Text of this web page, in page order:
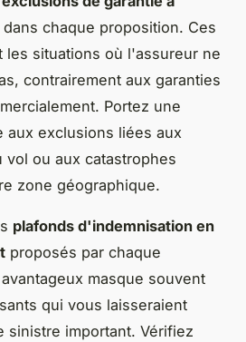
dans chaque proposition. Ces
les situations où l'assureur ne
contrairement aux garanties
Portez une
aux exclusions liées aux
vol ou aux catastrophes
zone géographique.
plafonds d'indemnisation en
proposés par chaque
masque souvent
qui vous laisseraient
sinistre important. Vérifiez